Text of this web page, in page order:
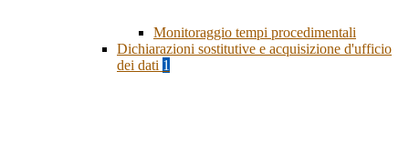
Monitoraggio tempi procedimentali
Dichiarazioni sostitutive e acquisizione d'ufficio
dei dati 1